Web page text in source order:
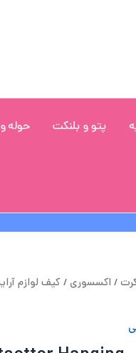
پتو و بلنکت حوله
/ اکسسوری